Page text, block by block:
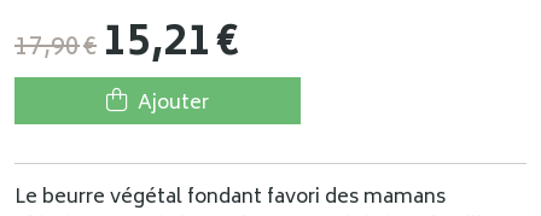
17,90€ 15,21€
Ajouter
Le beurre végétal fondant favori des mamans